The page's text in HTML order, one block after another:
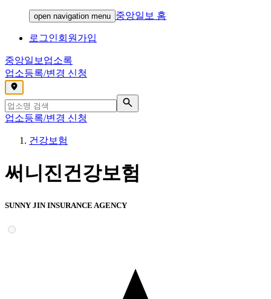
open navigation menu 중앙일보 홈
로그인회원가입
중앙일보 업소록
업소등록/변경 신청
,
업소등록/변경 신청
건강보험
써니진건강보험
SUNNY JIN INSURANCE AGENCY